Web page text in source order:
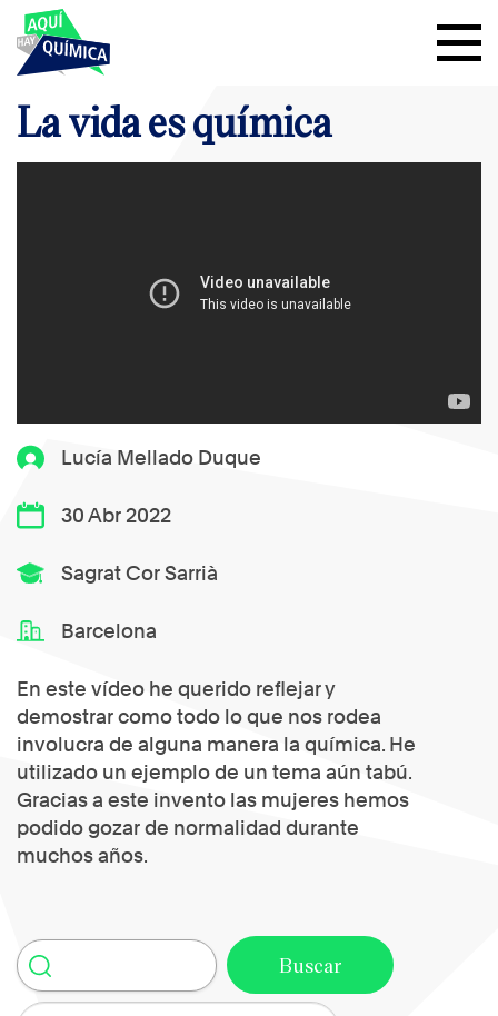
Lucía Mellado Duque
30 Abr 2022
Sagrat Cor Sarrià
Barcelona
En este vídeo he querido reflejar y
demostrar como todo lo que nos rodea
involucra de alguna manera la química. He
utilizado un ejemplo de un tema aún tabú.
Gracias a este invento las mujeres hemos
podido gozar de normalidad durante
muchos años.
La vida es química